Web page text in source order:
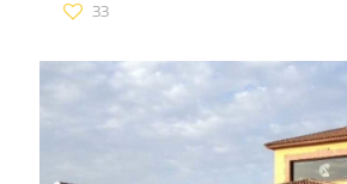
33